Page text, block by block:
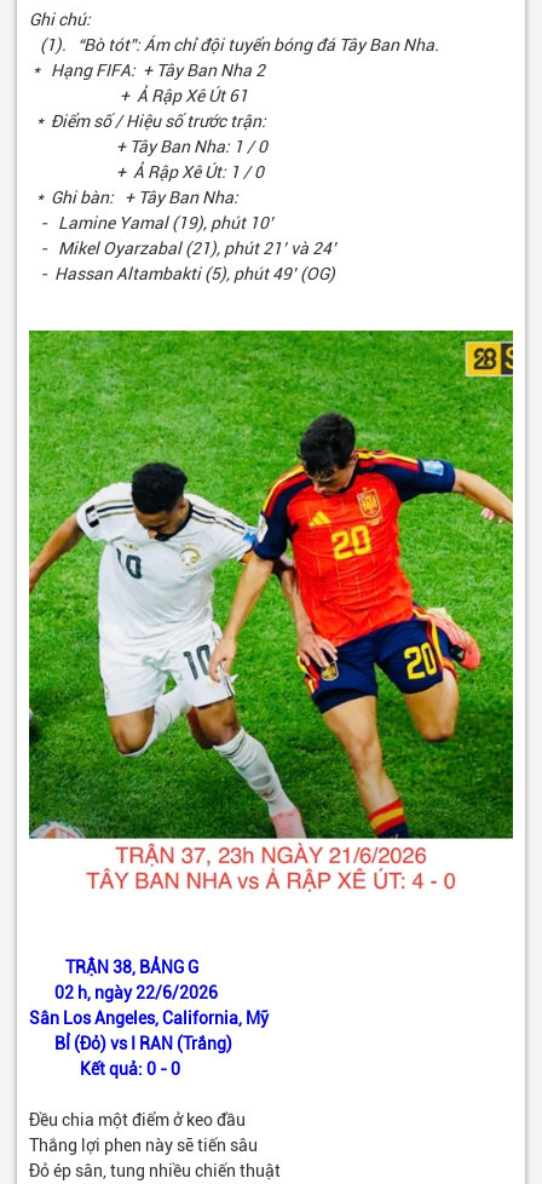
Ghi chú:
(1). “Bò tót”: Ám chỉ đội tuyển bóng đá Tây Ban Nha.
* Hạng FIFA: + Tây Ban Nha 2
+ Ả Rập Xê Út 61
* Điểm số / Hiệu số trước trận:
+ Tây Ban Nha: 1 / 0
+ Ả Rập Xê Út: 1 / 0
* Ghi bàn: + Tây Ban Nha:
- Lamine Yamal (19), phút 10’
- Mikel Oyarzabal (21), phút 21’ và 24’
- Hassan Altambakti (5), phút 49’ (OG)
TRẬN 38, BẢNG G
02 h, ngày 22/6/2026
Sân Los Angeles, California, Mỹ
BỈ (Đỏ) vs I RAN (Trắng)
Kết quả: 0 - 0
Đều chia một điểm ở keo đầu
Thắng lợi phen này sẽ tiến sâu
Đỏ ép sân, tung nhiều chiến thuật